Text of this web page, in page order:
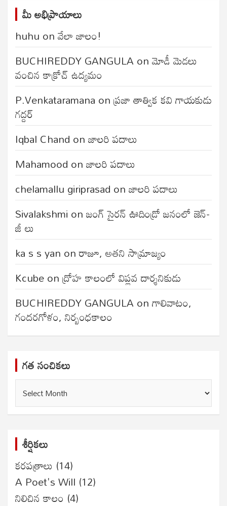
మీ అభిప్రాయాలు
huhu onవేలా జాలం!
BUCHIREDDY GANGULA onమోడీ మెడలు
వంచిన కాక్రోచ్ ఉద్యమం
P.Venkataramana onప్రజా తాత్విక కవి గాయకుడు
గద్దర్
Iqbal Chand onజాలరి పదాలు
Mahamood onజాలరి పదాలు
chelamallu giriprasad onజాలరి పదాలు
Sivalakshmi onజంగ్‌ సైరన్‌ ఊదిండ్రో జనంలో జెన్-
జీ లు
ka s s yan onరాజూ, అతని సామ్రాజ్యం
Kcubeonద్రోహ కాలంలో విప్లవ దార్శనికుడు
BUCHIREDDY GANGULA onగాలివాటం,
గందరగోళం, నిర్బంధకాలం
గత సంచికలు
గత
సంచికలు
శీర్షికలు
కరపత్రాలు (14)
A Poet's Will (12)
నిలిచిన కాలం (4)